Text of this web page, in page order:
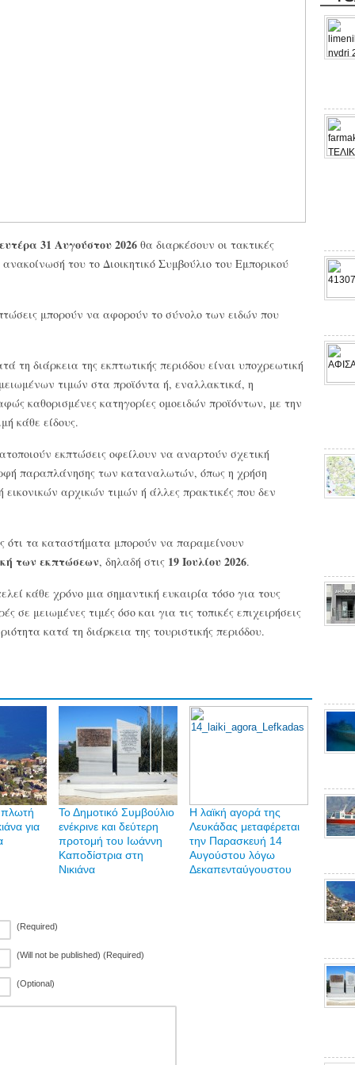
31 Αυγούστου 2026 θα διαρκέσουν οι τακτικές
του το Διοικητικό Συμβούλιο του Εμπορικού
μπορούν να αφορούν το σύνολο των ειδών που
τη διάρκεια της εκπτωτικής περιόδου είναι υποχρεωτική
τιμών στα προϊόντα ή, εναλλακτικά, η
καθορισμένες κατηγορίες ομοειδών προϊόντων, με την
κάθε είδους.
εκπτώσεις οφείλουν να αναρτούν σχετική
παραπλάνησης των καταναλωτών, όπως η χρήση
αρχικών τιμών ή άλλες πρακτικές που δεν
ότι τα καταστήματα μπορούν να παραμείνουν
των εκπτώσεων, δηλαδή στις 19 Ιουλίου 2026.
κάθε χρόνο μια σημαντική ευκαιρία τόσο για τους
μειωμένες τιμές όσο και για τις τοπικές επιχειρήσεις
κατά τη διάρκεια της τουριστικής περιόδου.
πλωτή
για
Το Δημοτικό Συμβούλιο
ενέκρινε και δεύτερη
προτομή του Ιωάννη
Καποδίστρια στη
Νικιάνα
Η λαϊκή αγορά της
Λευκάδας μεταφέρεται
την Παρασκευή 14
Αυγούστου λόγω
Δεκαπενταύγουστου
(Required)
(Will not be published) (Required)
(Optional)